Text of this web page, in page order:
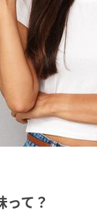
て？